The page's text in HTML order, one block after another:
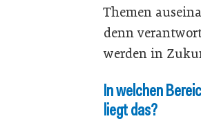
Themen
denn
werden in
In welchen
liegt das?